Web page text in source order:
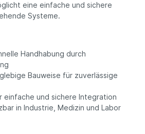
eine einfache und sichere
Systeme.
Handhabung durch
Bauweise für zuverlässige
einfache und sichere Integration
in Industrie, Medizin und Labor